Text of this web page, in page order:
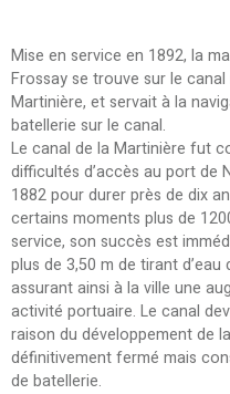
Mise en service en 1892, la
Frossay se trouve sur le
Martinière, et servait à la
batellerie sur le canal.
Le canal de la Martinière fut
difficultés d’accès au port de
1882 pour durer près de dix
certains moments plus de
service, son succès est
plus de 3,50 m de tirant d’eau
assurant ainsi à la ville une
activité portuaire. Le canal
raison du développement de
définitivement fermé mais
de batellerie.